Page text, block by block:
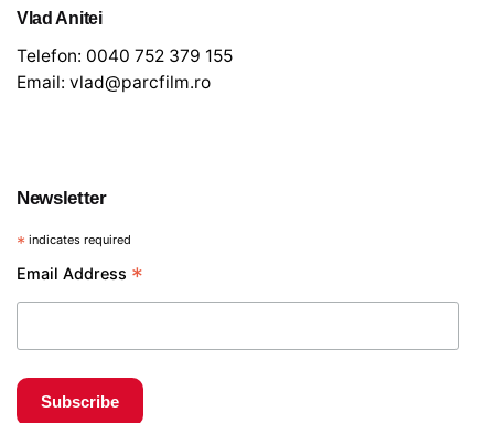
Vlad Anitei
Telefon: 0040 752 379 155
Email: vlad@parcfilm.ro
Newsletter
* indicates required
Email Address *